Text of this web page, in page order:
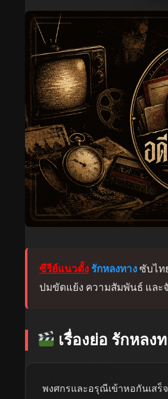
ซีรีย์แนวตั้ง รักหลงทาง ซับไท
ปมขัดแย้ง ความสัมพันธ์ และ
เรื่องย่อ รักหลง
พงศกรและอรุณีเข้าหอกันเสร็